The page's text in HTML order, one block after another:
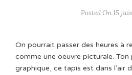
Posted On 15
On pourrait passer des heures à
comme une oeuvre picturale. Ton
graphique, ce tapis est dans l’air